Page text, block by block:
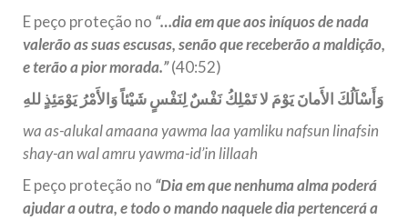
E peço proteção no “…dia em que aos iníquos de nada
valerão as suas escusas, senão que receberão a maldição,
e terão a pior morada.”(40:52)
وَأَسْاَلُكَ الأَمانَ يَوْمَ لا تَمْلِكُ نَفْسٌ لِنَفْسٍ شَيْئاً وَالأَمْرُ يَوْمَئِذٍ للهِ
wa as-alukal amaana yawma laa yamliku nafsun linafsin
shay-an wal amru yawma-id’in lillaah
E peço proteção no “Dia em que nenhuma alma poderá
ajudar a outra, e todo o mando naquele dia pertencerá a